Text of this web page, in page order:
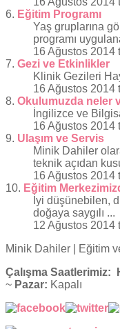
6. Eğitim Programı
Yaş gruplarına
programı
16 Ağustos 2014
7. Gezi ve Etkinlikler
Klinik Gezileri
16 Ağustos 2014
8. Okulumuzda neler
İngilizce ve
16 Ağustos 2014
9. Ulaşım ve Servis
Minik Dahiler
teknik açıdan
16 Ağustos 2014
10. Eğitim
İyi düşünebilen,
doğaya saygılı ...
12 Ağustos 2014
Minik Dahiler | Eğitim
Çalışma Saatlerimiz:
~ Pazar: Kapalı